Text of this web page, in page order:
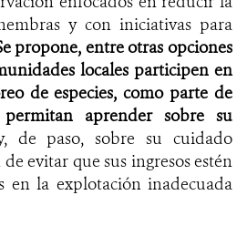
y con iniciativas para
propone, entre otras opciones
locales participen en
de especies, como parte de
aprender sobre su
de paso, sobre su cuidado
evitar que sus ingresos estén
en la explotación inadecuada